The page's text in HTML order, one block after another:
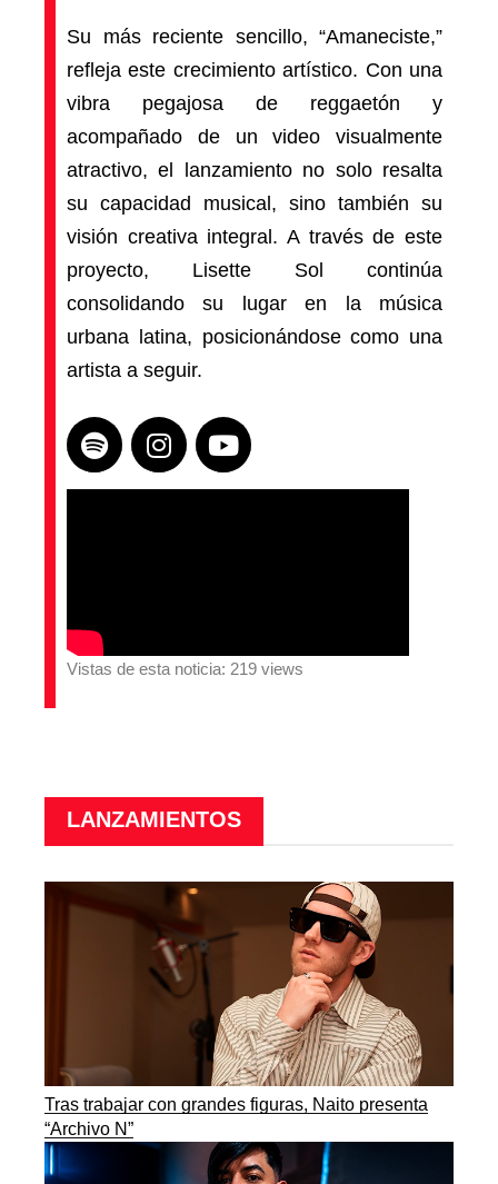
Su más reciente sencillo, “Amaneciste,”
refleja este crecimiento artístico. Con una
vibra pegajosa de reggaetón y
acompañado de un video visualmente
atractivo, el lanzamiento no solo resalta
su capacidad musical, sino también su
visión creativa integral. A través de este
proyecto, Lisette Sol continúa
consolidando su lugar en la música
urbana latina, posicionándose como una
artista a seguir.
Vistas de esta noticia: 219 views
LANZAMIENTOS
Tras trabajar con grandes figuras, Naito presenta
“Archivo N”